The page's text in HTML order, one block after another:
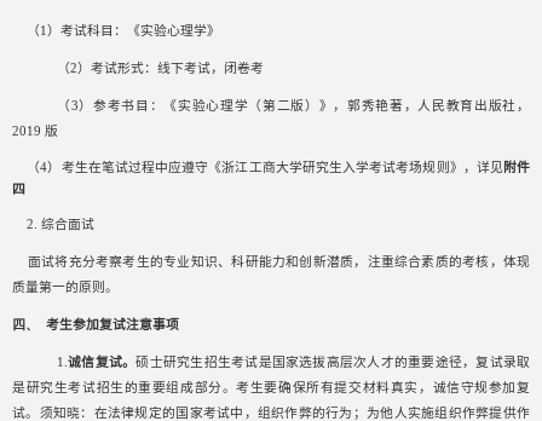
（1）考试科目：《实验心理学》
（2）考试形式：线下考试，闭卷考
（3）参考书目：《实验心理学（第二版）》，郭秀艳著，人民教育出版社，
2019 版
（4）考生在笔试过程中应遵守《浙江工商大学研究生入学考试考场规则》，详见 附件
四
2. 综合面试
面试将充分考察考生的专业知识、科研能力和创新潜质，注重综合素质的考核，体现
质量第一的原则。
四、 考生参加复试注意事项
1. 诚信复试。硕士研究生招生考试是国家选拔高层次人才的重要途径，复试录取
是研究生考试招生的重要组成部分。考生要确保所有提交材料真实，诚信守规参加复
试。须知晓：在法律规定的国家考试中，组织作弊的行为；为他人实施组织作弊提供作